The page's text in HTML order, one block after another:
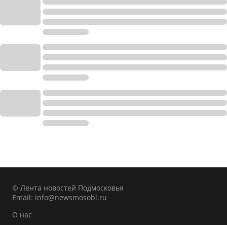
© Лента новостей Подмосковья
Email: info@newsmosobl.ru
О нас